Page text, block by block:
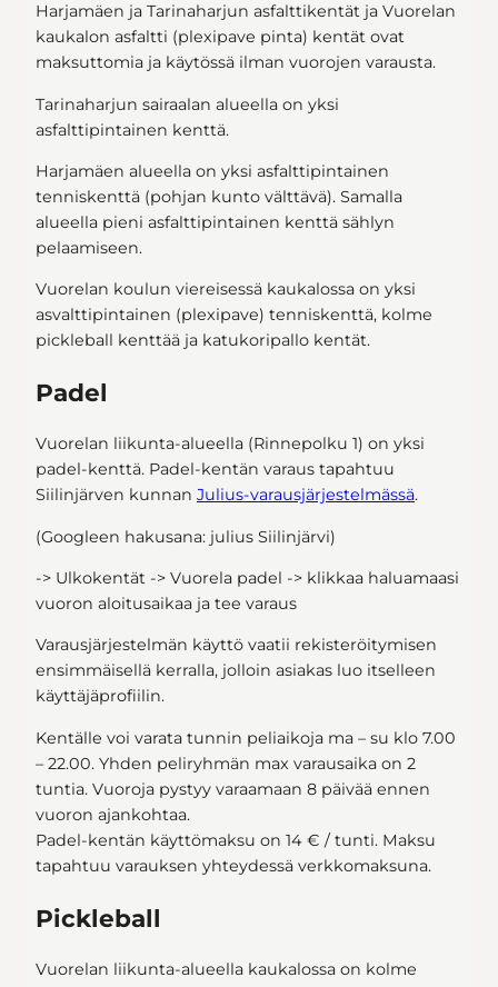
Harjamäen ja Tarinaharjun asfalttikentät ja Vuorelan
kaukalon asfaltti (plexipave pinta) kentät ovat
maksuttomia ja käytössä ilman vuorojen varausta.
Tarinaharjun sairaalan alueella on yksi
asfalttipintainen kenttä.
Harjamäen alueella on yksi asfalttipintainen
tenniskenttä (pohjan kunto välttävä). Samalla
alueella pieni asfalttipintainen kenttä sählyn
pelaamiseen.
Vuorelan koulun viereisessä kaukalossa on yksi
asvalttipintainen (plexipave) tenniskenttä, kolme
pickleball kenttää ja katukoripallo kentät.
Padel
Vuorelan liikunta-alueella (Rinnepolku 1) on yksi
padel-kenttä. Padel-kentän varaus tapahtuu
Siilinjärven kunnan Julius-varausjärjestelmässä.
(Googleen hakusana: julius Siilinjärvi)
-> Ulkokentät -> Vuorela padel -> klikkaa haluamaasi
vuoron aloitusaikaa ja tee varaus
Varausjärjestelmän käyttö vaatii rekisteröitymisen
ensimmäisellä kerralla, jolloin asiakas luo itselleen
käyttäjäprofiilin.
Kentälle voi varata tunnin peliaikoja ma – su klo 7.00
– 22.00. Yhden peliryhmän max varausaika on 2
tuntia. Vuoroja pystyy varaamaan 8 päivää ennen
vuoron ajankohtaa.
Padel-kentän käyttömaksu on 14 € / tunti. Maksu
tapahtuu varauksen yhteydessä verkkomaksuna.
Pickleball
Vuorelan liikunta-alueella kaukalossa on kolme